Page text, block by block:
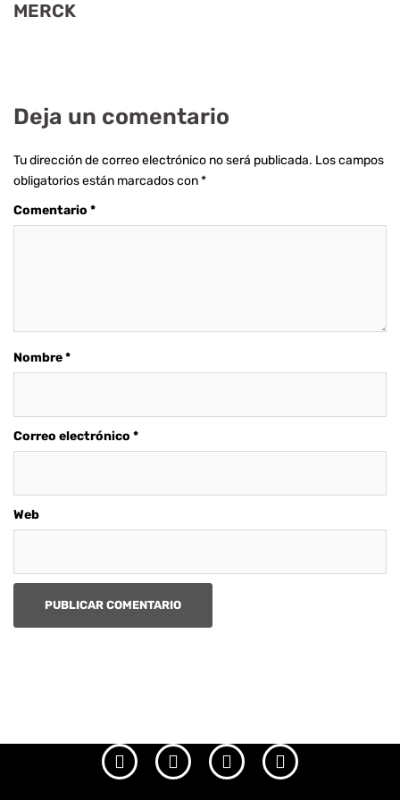
MERCK
Deja un comentario
Tu dirección de correo electrónico no será publicada. Los campos
obligatorios están marcados con*
Comentario *
Nombre*
Correo electrónico *
Web